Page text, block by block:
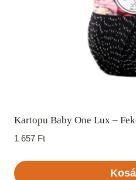
Kartopu Baby One Lux –
1 657 Ft